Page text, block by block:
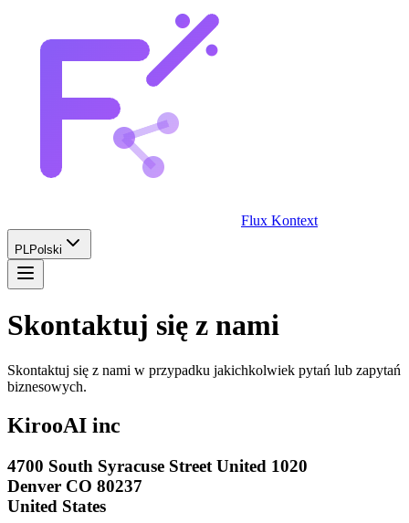
Flux Kontext
PLPolski
Skontaktuj się z nami
Skontaktuj się z nami w przypadku jakichkolwiek pytań lub zapytań
biznesowych.
KirooAI inc
4700 South Syracuse Street United 1020
Denver CO 80237
United States